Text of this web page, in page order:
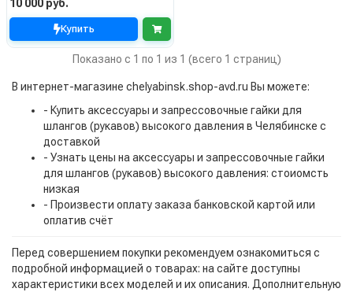
10 000 руб.
Купить
Показано с 1 по 1 из 1 (всего 1 страниц)
В интернет-магазине chelyabinsk.shop-avd.ru Вы можете:
- Купить аксессуары и запрессовочные гайки для
шлангов (рукавов) высокого давления в Челябинске с
доставкой
- Узнать цены на аксессуары и запрессовочные гайки
для шлангов (рукавов) высокого давления: стоиомсть
низкая
- Произвести оплату заказа банковской картой или
оплатив счёт
Перед совершением покупки рекомендуем ознакомиться с
подробной информацией о товарах: на сайте доступны
характеристики всех моделей и их описания. Дополнительную